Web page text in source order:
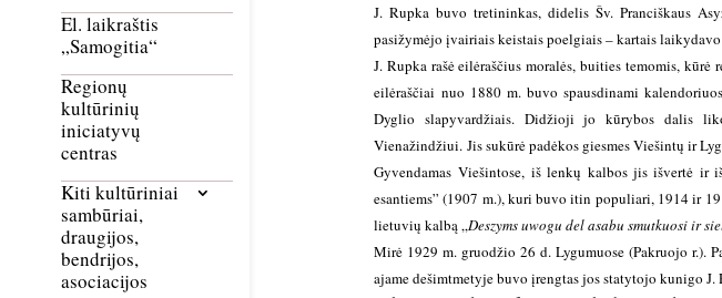
El. laikraštis
„Samogitia“
Regionų
kultūrinių
iniciatyvų
centras
Kiti kultūriniai
sambūriai,
draugijos,
bendrijos,
asociacijos
J. Rupka buvo tretininkas, didelis Šv. Pranciškaus
pasižymėjo įvairiais keistais poelgiais – kartais
J. Rupka rašė eilėraščius moralės, buities temomis,
eilėraščiai nuo 1880 m. buvo spausdinami
Dyglio slapyvardžiais. Didžioji jo kūrybos dalis
Vienažindžiui. Jis sukūrė padėkos giesmes Viešintų ir
Gyvendamas Viešintose, iš lenkų kalbos jis išvertė ir
esantiems” (1907 m.), kuri buvo itin populiari, 1914 ir
lietuvių kalbą „Deszyms uwogu del asabu smutkuosi ir
Mirė 1929 m. gruodžio 26 d. Lygumuose (Pakruojo r.).
ajame dešimtmetyje buvo įrengtas jos statytojo kunigo J.